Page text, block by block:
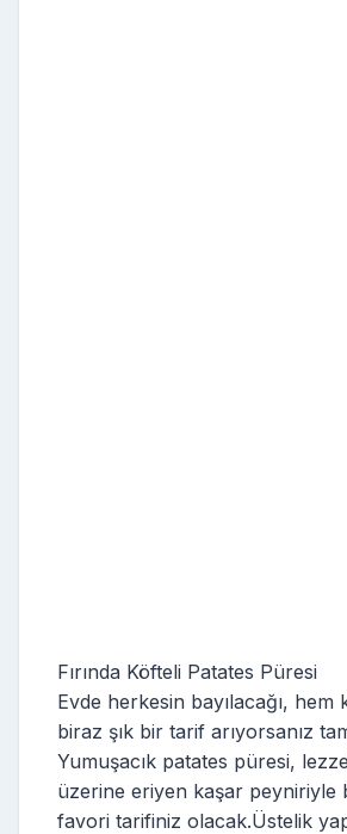
Fırında Köfteli Patates Püresi
Evde herkesin bayılacağı, hem
biraz şık bir tarif arıyorsanız
Yumuşacık patates püresi,
üzerine eriyen kaşar peyniriyle
favori tarifiniz olacak.Üstelik